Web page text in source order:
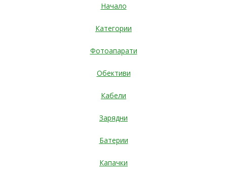
Начало
Категории
Фотоапарати
Обективи
Кабели
Зарядни
Батерии
Капачки